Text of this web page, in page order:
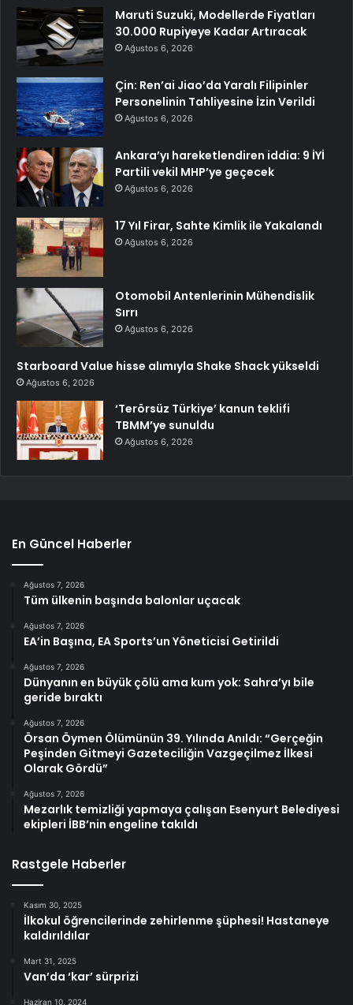
Maruti Suzuki, Modellerde Fiyatları
30.000 Rupiyeye Kadar Artıracak
Ağustos 6, 2026
Çin: Ren’ai Jiao’da Yaralı Filipinler
Personelinin Tahliyesine İzin Verildi
Ağustos 6, 2026
Ankara’yı hareketlendiren iddia: 9 İYİ
Partili vekil MHP’ye geçecek
Ağustos 6, 2026
17 Yıl Firar, Sahte Kimlik ile Yakalandı
Ağustos 6, 2026
Otomobil Antenlerinin Mühendislik
Sırrı
Ağustos 6, 2026
Starboard Value hisse alımıyla Shake Shack yükseldi
Ağustos 6, 2026
‘Terörsüz Türkiye’ kanun teklifi
TBMM’ye sunuldu
Ağustos 6, 2026
En Güncel Haberler
Ağustos 7, 2026
Tüm ülkenin başında balonlar uçacak
Ağustos 7, 2026
EA’in Başına, EA Sports’un Yöneticisi Getirildi
Ağustos 7, 2026
Dünyanın en büyük çölü ama kum yok: Sahra’yı bile
geride bıraktı
Ağustos 7, 2026
Örsan Öymen Ölümünün 39. Yılında Anıldı: “Gerçeğin
Peşinden Gitmeyi Gazeteciliğin Vazgeçilmez İlkesi
Olarak Gördü”
Ağustos 7, 2026
Mezarlık temizliği yapmaya çalışan Esenyurt Belediyesi
ekipleri İBB’nin engeline takıldı
Rastgele Haberler
Kasım 30, 2025
İlkokul öğrencilerinde zehirlenme şüphesi! Hastaneye
kaldırıldılar
Mart 31, 2025
Van’da ‘kar’ sürprizi
Haziran 10, 2024